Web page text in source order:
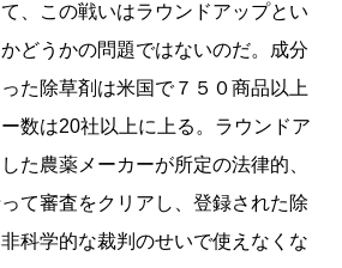
、この戦いはラウンドアップとい
どうかの問題ではないのだ。成分
た除草剤は米国で７５０商品以上
数は20社以上に上る。ラウンドア
た農薬メーカーが所定の法律的、
て審査をクリアし、登録された除
科学的な裁判のせいで使えなくな